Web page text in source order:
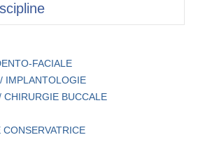
FACIALE
IMPLANTOLOGIE
CHIRURGIE BUCCALE